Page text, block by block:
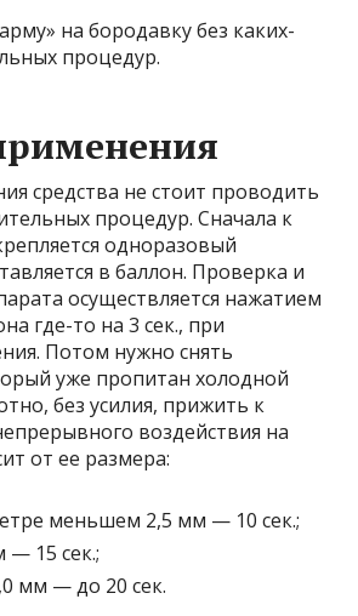
на бородавку без каких-
процедур.
средства не стоит проводить
процедур. Сначала к
одноразовый
в баллон. Проверка и
осуществляется нажатием
где-то на 3 сек., при
Потом нужно снять
уже пропитан холодной
без усилия, прижить к
воздействия на
от ее размера:
меньшем 2,5 мм — 10 сек.;
— 15 сек.;
мм — до 20 сек.